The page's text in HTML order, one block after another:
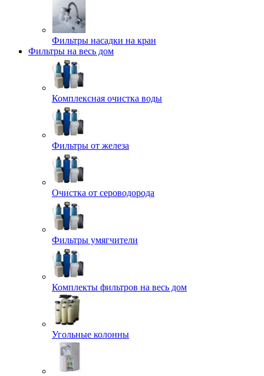
Фильтры насадки на кран
Фильтры на весь дом
Комплексная очистка воды
Фильтры от железа
Очистка от сероводорода
Фильтры умягчители
Комплекты фильтров на весь дом
Угольные колонны